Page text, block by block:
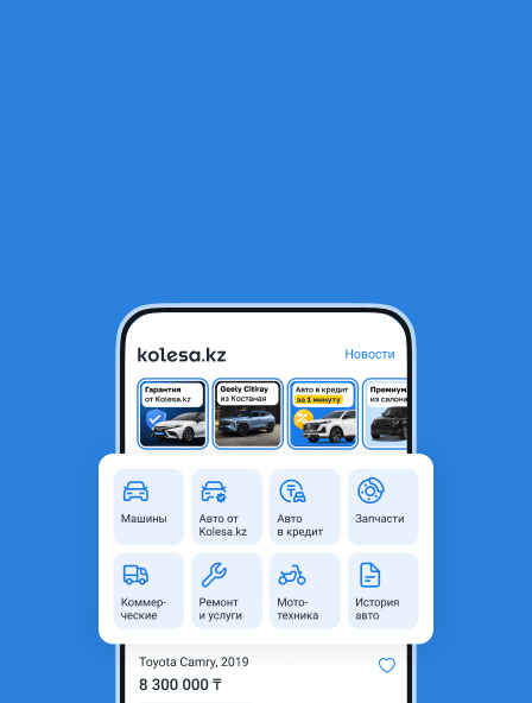
Алматы, Алматинская
область
Б/y
Есть доставка
Да
Комментарий продавца